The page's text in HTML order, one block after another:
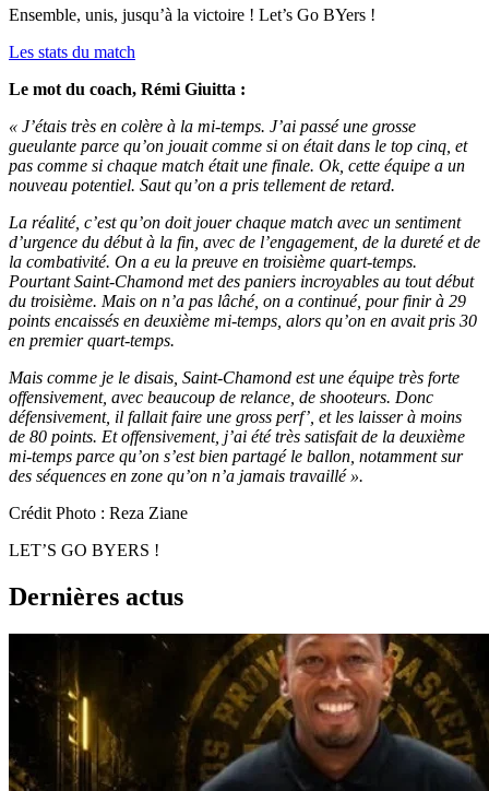
Ensemble, unis, jusqu’à la victoire ! Let’s Go BYers !
Les stats du match
Le mot du coach, Rémi Giuitta :
« J’étais très en colère à la mi-temps. J’ai passé une grosse
gueulante parce qu’on jouait comme si on était dans le top cinq, et
pas comme si chaque match était une finale. Ok, cette équipe a un
nouveau potentiel. Saut qu’on a pris tellement de retard.
La réalité, c’est qu’on doit jouer chaque match avec un sentiment
d’urgence du début à la fin, avec de l’engagement, de la dureté et de
la combativité. On a eu la preuve en troisième quart-temps.
Pourtant Saint-Chamond met des paniers incroyables au tout début
du troisième. Mais on n’a pas lâché, on a continué, pour finir à 29
points encaissés en deuxième mi-temps, alors qu’on en avait pris 30
en premier quart-temps.
Mais comme je le disais, Saint-Chamond est une équipe très forte
offensivement, avec beaucoup de relance, de shooteurs. Donc
défensivement, il fallait faire une gross perf’, et les laisser à moins
de 80 points. Et offensivement, j’ai été très satisfait de la deuxième
mi-temps parce qu’on s’est bien partagé le ballon, notamment sur
des séquences en zone qu’on n’a jamais travaillé ».
Crédit Photo : Reza Ziane
LET’S GO BYERS !
Dernières actus